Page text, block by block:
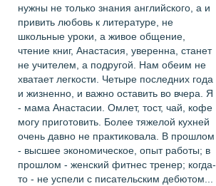
нужны не только знания английского, а и
привить любовь к литературе, не
школьные уроки, а живое общение,
чтение книг, Анастасия, уверенна, станет
не учителем, а подругой. Нам обеим не
хватает легкости. Четыре последних года
и жизненно, и важно оставить во вчера. Я
- мама Анастасии. Омлет, тост, чай, кофе
могу приготовить. Более тяжелой кухней
очень давно не практиковала. В прошлом
- высшее экономическое, опыт работы; в
прошлом - женский фитнес тренер; когда-
то - не успели с писательским дебютом...